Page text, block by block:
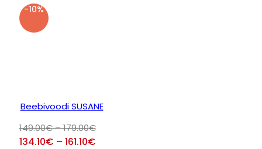
-10%
Beebivoodi SUSANE
149.00€–179.00€Hinnavahemik:
149.00€
134.10€ – 161.10€Hinnavahemik: